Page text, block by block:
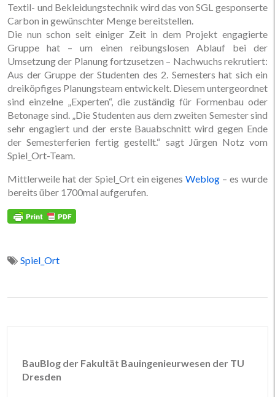
Textil- und Bekleidungstechnik wird das von SGL gesponserte
Carbon in gewünschter Menge bereitstellen.
Die nun schon seit einiger Zeit in dem Projekt engagierte
Gruppe hat – um einen reibungslosen Ablauf bei der
Umsetzung der Planung fortzusetzen – Nachwuchs rekrutiert:
Aus der Gruppe der Studenten des 2. Semesters hat sich ein
dreiköpfiges Planungsteam entwickelt. Diesem untergeordnet
sind einzelne „Experten“, die zuständig für Formenbau oder
Betonage sind. „Die Studenten aus dem zweiten Semester sind
sehr engagiert und der erste Bauabschnitt wird gegen Ende
der Semesterferien fertig gestellt.“ sagt Jürgen Notz vom
Spiel_Ort-Team.
Mittlerweile hat der Spiel_Ort ein eigenesWeblog – es wurde
bereits über 1700mal aufgerufen.
Spiel_Ort
BauBlog der Fakultät Bauingenieurwesen der TU
Dresden